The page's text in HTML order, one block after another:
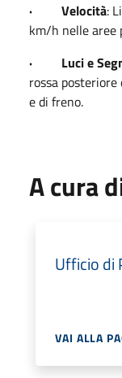
· Velocità:
km/h nelle aree
· Luci e
rossa posteriore
e di freno.
A cura
Ufficio di
VAI ALLA